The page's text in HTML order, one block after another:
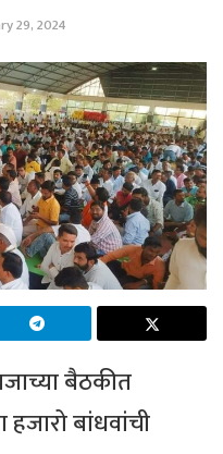
29, 2024
बैठकीत
बांधवांची